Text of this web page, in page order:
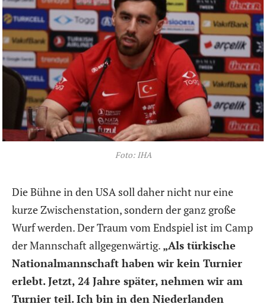
Foto: IHA
Die Bühne in den USA soll daher nicht nur eine
kurze Zwischenstation, sondern der ganz große
Wurf werden. Der Traum vom Endspiel ist im Camp
der Mannschaft allgegenwärtig. „Als türkische
Nationalmannschaft haben wir kein Turnier
erlebt. Jetzt, 24 Jahre später, nehmen wir am
Turnier teil. Ich bin in den Niederlanden